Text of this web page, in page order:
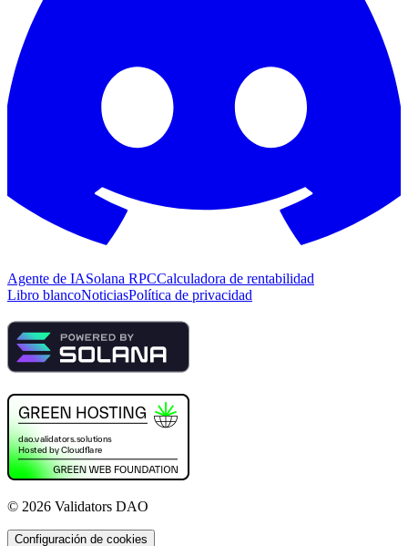
Agente de IASolana RPCCalculadora de rentabilidad
Libro blancoNoticiasPolítica de privacidad
© 2026 Validators DAO
Configuración de cookies